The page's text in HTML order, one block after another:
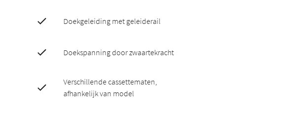
Doekgeleiding met geleiderail
Doekspanning door zwaartekracht
Verschillende cassettematen,
afhankelijk van model